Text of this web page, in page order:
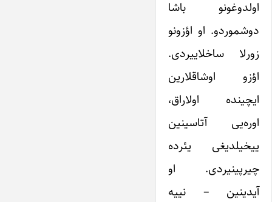
اولدوغونو باشا
دوشموردو. او اؤزونو
زورلا ساخلاییردی.
اؤزو اوشاقلارین
ایچینده اولاراق،
اوره‌یی آتاسینین
ییخیلدیغی یئرده
چیرپینیردی. او
آیدینین – نییه